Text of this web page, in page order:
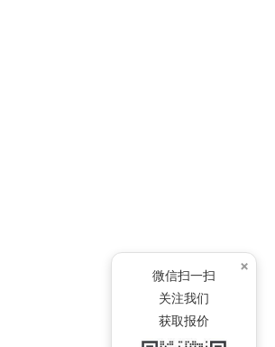
×
微信扫一扫
关注我们
获取报价